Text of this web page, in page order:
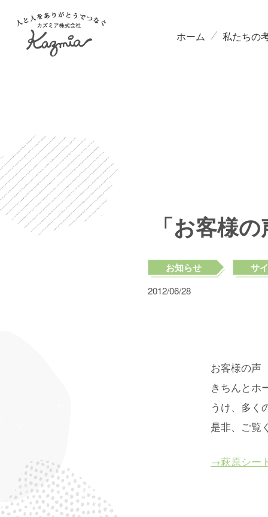
ホーム 私たちの
「お客様
お知らせ サ
2012/06/28
お客様の声
きちんとホ
うけ、多く
是非、ご覧
→萩原シー